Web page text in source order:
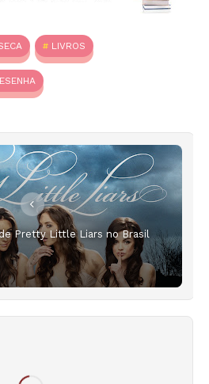
LIVROS
Pretty Little Liars no Brasil